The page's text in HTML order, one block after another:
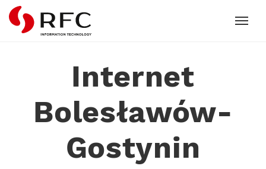
RFC
Internet
Bolesławów-
Gostynin